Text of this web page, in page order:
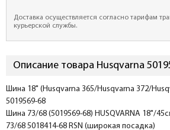
Доставка осуществляется согласно тарифам
курьерской службы.
Описание товара Husqvarna
Шина 18" (Husqvarna 365/Husqvarna 372/
5019569-68
Шина 73/68 (5019569-68) HUSQVARNA 18"/
73/68 5018414-68 RSN (широкая посадка)